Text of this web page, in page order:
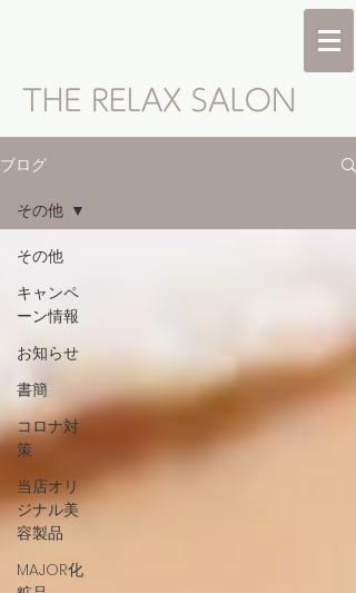
ブログ
その他
キャンペ
ーン情報
お知らせ
書簡
コロナ対
策
当店オリ
ジナル美
容製品
MAJOR化
その他